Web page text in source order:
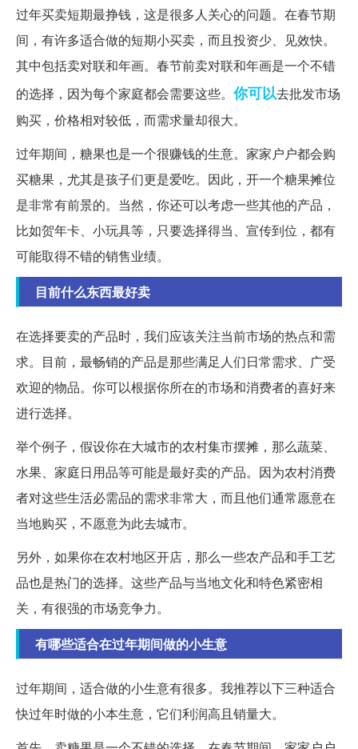
过年买卖短期最挣钱，这是很多人关心的问题。在春节期
间，有许多适合做的短期小买卖，而且投资少、见效快。
其中包括卖对联和年画。春节前卖对联和年画是一个不错
的选择，因为每个家庭都会需要这些。你可以去批发市场
购买，价格相对较低，而需求量却很大。
过年期间，糖果也是一个很赚钱的生意。家家户户都会购
买糖果，尤其是孩子们更是爱吃。因此，开一个糖果摊位
是非常有前景的。当然，你还可以考虑一些其他的产品，
比如贺年卡、小玩具等，只要选择得当、宣传到位，都有
可能取得不错的销售业绩。
目前什么东西最好卖
在选择要卖的产品时，我们应该关注当前市场的热点和需
求。目前，最畅销的产品是那些满足人们日常需求、广受
欢迎的物品。你可以根据你所在的市场和消费者的喜好来
进行选择。
举个例子，假设你在大城市的农村集市摆摊，那么蔬菜、
水果、家庭日用品等可能是最好卖的产品。因为农村消费
者对这些生活必需品的需求非常大，而且他们通常愿意在
当地购买，不愿意为此去城市。
另外，如果你在农村地区开店，那么一些农产品和手工艺
品也是热门的选择。这些产品与当地文化和特色紧密相
关，有很强的市场竞争力。
有哪些适合在过年期间做的小生意
过年期间，适合做的小生意有很多。我推荐以下三种适合
快过年时做的小本生意，它们利润高且销量大。